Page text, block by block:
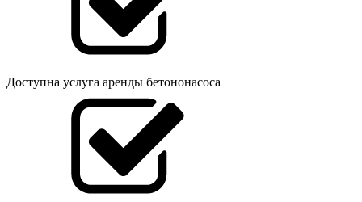
Доступна услуга аренды бетононасоса